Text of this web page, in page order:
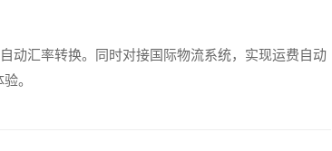
动汇率转换。同时对接国际物流系统，实现运费自动
。